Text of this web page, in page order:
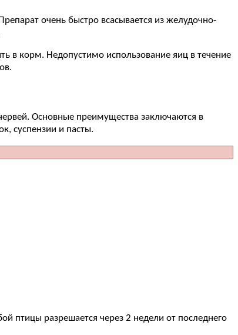
очень быстро всасывается из желудочно-
в корм. Недопустимо использование яиц в течение
Основные преимущества заключаются в
суспензии и пасты.
птицы разрешается через 2 недели от последнего